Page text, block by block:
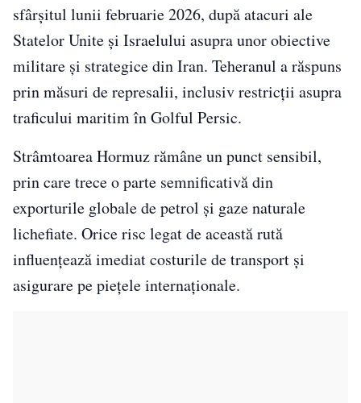
sfârșitul lunii februarie 2026, după atacuri ale
Statelor Unite și Israelului asupra unor obiective
militare și strategice din Iran. Teheranul a răspuns
prin măsuri de represalii, inclusiv restricții asupra
traficului maritim în Golful Persic.
Strâmtoarea Hormuz rămâne un punct sensibil,
prin care trece o parte semnificativă din
exporturile globale de petrol și gaze naturale
lichefiate. Orice risc legat de această rută
influențează imediat costurile de transport și
asigurare pe piețele internaționale.